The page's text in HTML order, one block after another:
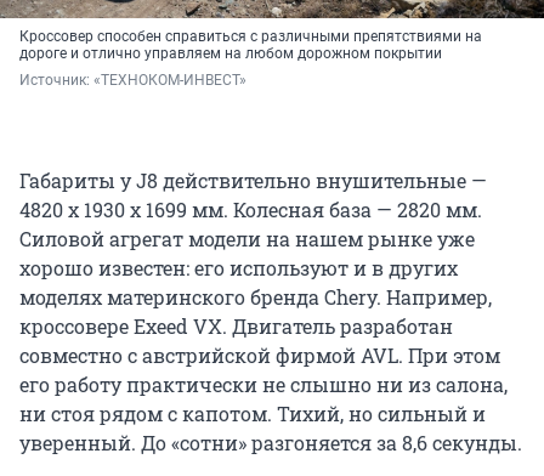
Кроссовер способен справиться с различными препятствиями на
дороге и отлично управляем на любом дорожном покрытии
Источник: «ТЕХНОКОМ-ИНВЕСТ»
Габариты у J8 действительно внушительные —
4820 х 1930 х 1699 мм. Колесная база — 2820 мм.
Силовой агрегат модели на нашем рынке уже
хорошо известен: его используют и в других
моделях материнского бренда Chery. Например,
кроссовере Exeed VX. Двигатель разработан
совместно с австрийской фирмой AVL. При этом
его работу практически не слышно ни из салона,
ни стоя рядом с капотом. Тихий, но сильный и
уверенный. До «сотни» разгоняется за 8,6 секунды.